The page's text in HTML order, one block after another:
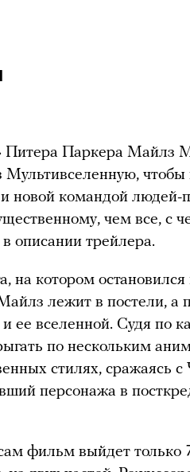
Питера Паркера Майлз
чтобы
новой командой людей-
чем все, с
в описании трейлера.
на котором
лежит в постели, а
ее вселенной. Судя по
по нескольким
стилях, сражаясь
персонажа в
фильм выйдет только